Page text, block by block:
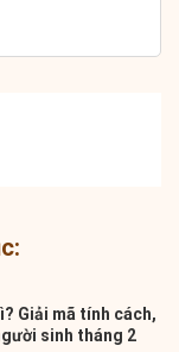
Giải mã tính cách,
sinh tháng 2